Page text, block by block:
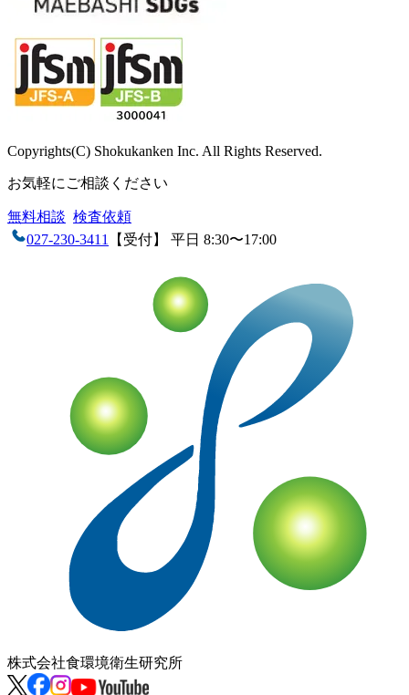
Copyrights(C) Shokukanken Inc. All Rights Reserved.
お気軽にご相談ください
無料相談 検査依頼
027-230-3411
【受付】 平日 8:30〜17:00
株式会社食環境衛生研究所